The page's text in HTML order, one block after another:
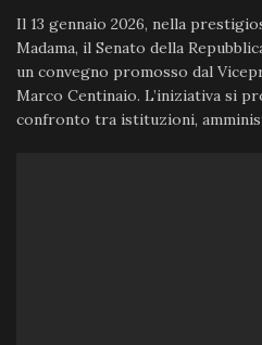
Il 13 gennaio 2026, nella
Madama, il Senato della
un convegno promosso dal
Marco Centinaio. L’iniziativa si
confronto tra istituzioni,